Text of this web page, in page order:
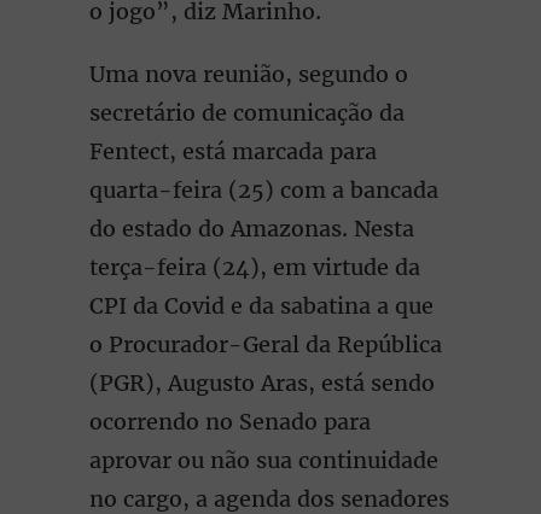
o jogo”, diz Marinho.
Uma nova reunião, segundo o
secretário de comunicação da
Fentect, está marcada para
quarta-feira (25) com a bancada
do estado do Amazonas. Nesta
terça-feira (24), em virtude da
CPI da Covid e da sabatina a que
o Procurador-Geral da República
(PGR), Augusto Aras, está sendo
ocorrendo no Senado para
aprovar ou não sua continuidade
no cargo, a agenda dos senadores